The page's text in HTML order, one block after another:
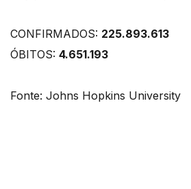
CONFIRMADOS: 225.893.613
ÓBITOS: 4.651.193
Fonte: Johns Hopkins University